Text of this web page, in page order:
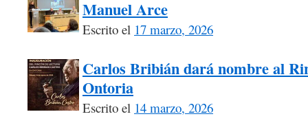
Manuel Arce
Escrito el 17 marzo, 2026
Carlos Bribián dará nombre al
Ontoria
Escrito el 14 marzo, 2026